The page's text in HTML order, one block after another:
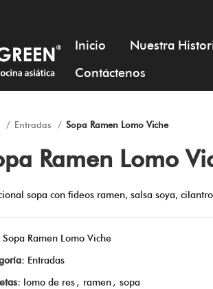
Inicio Nuestra
Contáctenos
Entradas Sopa Ramen Lomo Viche
Ramen Lomo
sopa con fideos ramen, salsa soya,
Sopa Ramen Lomo Viche
Entradas
lomo de res , ramen , sopa